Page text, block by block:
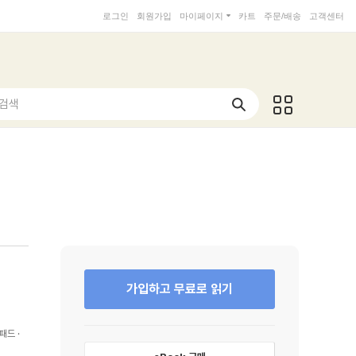
로그인 회원가입 마이페이지 카트 주문/배송 고객센터
색
드
가입하고 무료로 읽기